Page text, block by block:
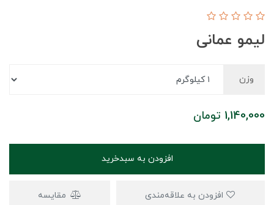
لیمو عمانی
وزن
1,140,000 تومان
افزودن به سبدخرید
مقایسه